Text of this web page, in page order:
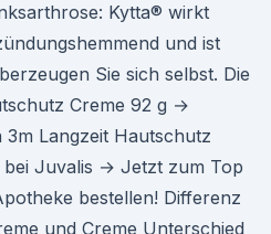
Kytta® wirkt
und ist
Sie sich selbst. Die
Creme 92 g →
Langzeit Hautschutz
Juvalis → Jetzt zum Top
bestellen! Differenz
und Creme Unterschied